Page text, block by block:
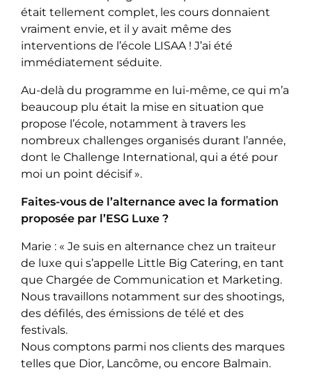
était tellement complet, les cours donnaient
vraiment envie, et il y avait même des
interventions de l’école LISAA ! J’ai été
immédiatement séduite.
Au-delà du programme en lui-même, ce qui m’a
beaucoup plu était la mise en situation que
propose l’école, notamment à travers les
nombreux challenges organisés durant l’année,
dont le Challenge International, qui a été pour
moi un point décisif ».
Faites-vous de l’alternance avec la formation
proposée par l’ESG Luxe ?
Marie : « Je suis en alternance chez un traiteur
de luxe qui s’appelle Little Big Catering, en tant
que Chargée de Communication et Marketing.
Nous travaillons notamment sur des shootings,
des défilés, des émissions de télé et des
festivals.
Nous comptons parmi nos clients des marques
telles que Dior, Lancôme, ou encore Balmain.